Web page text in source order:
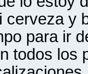
cerveza y
para ir
todos los